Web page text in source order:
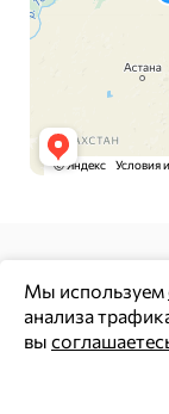
Цены и
характер и не
Мы используем
анализа
вы